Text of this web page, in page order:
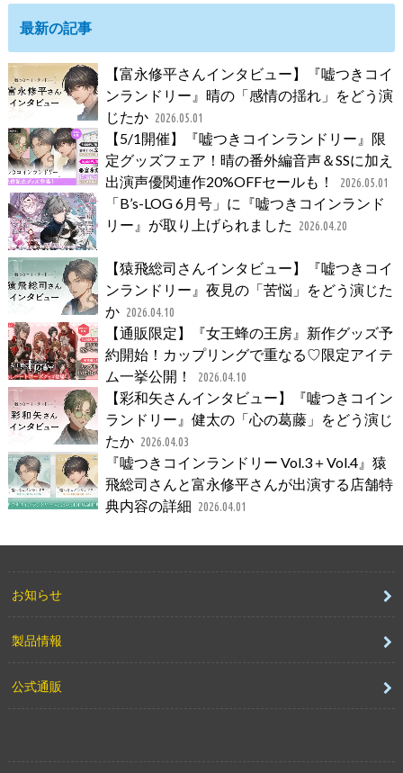
最新の記事
【富永修平さんインタビュー】『嘘つきコイ
ンランドリー』晴の「感情の揺れ」をどう演
じたか 2026.05.01
【5/1開催】『嘘つきコインランドリー』限
定グッズフェア！晴の番外編音声＆SSに加え
出演声優関連作20%OFFセールも！
2026.05.01
「B’s-LOG 6月号」に『嘘つきコインランド
リー』が取り上げられました
2026.04.20
【猿飛総司さんインタビュー】『嘘つきコイ
ンランドリー』夜見の「苦悩」をどう演じた
か 2026.04.10
【通販限定】『女王蜂の王房』新作グッズ予
約開始！カップリングで重なる♡限定アイテ
ム一挙公開！
2026.04.10
【彩和矢さんインタビュー】『嘘つきコイン
ランドリー』健太の「心の葛藤」をどう演じ
たか 2026.04.03
『嘘つきコインランドリー Vol.3＋Vol.4』猿
飛総司さんと富永修平さんが出演する店舗特
典内容の詳細 2026.04.01
お知らせ
製品情報
公式通販